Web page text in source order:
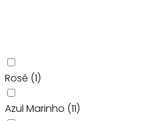
Rosê (1)
Azul Marinho (11)